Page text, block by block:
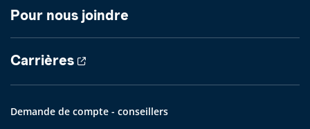
Pour nous joindre
Carrières
Demande de compte - conseillers